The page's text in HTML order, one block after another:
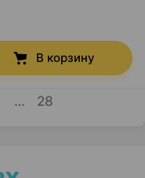
В корзину
… 28